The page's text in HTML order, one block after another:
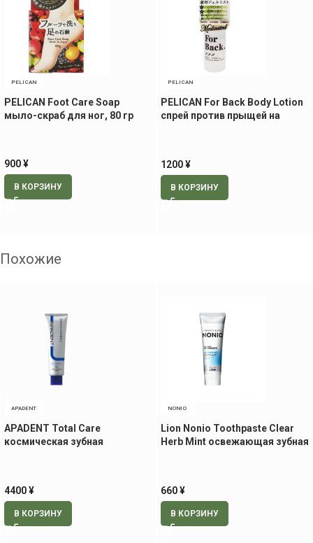
PELICAN
PELICAN Foot Care Soap
мыло-скраб для ног, 80 гр
900¥
В КОРЗИНУ
PELICAN
PELICAN For Back Body Lotion
спрей против прыщей на
1200¥
В КОРЗИНУ
Похожие
APADENT
APADENT Total Care
космическая зубная
4400¥
В КОРЗИНУ
NONIO
Lion Nonio Toothpaste Clear
Herb Mint освежающая зубная
660¥
В КОРЗИНУ